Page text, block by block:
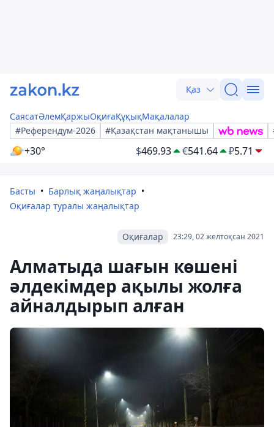
Қаз
СаясатӘлемҚаржыОқиғаҚұқықМақалалар
#Референдум-2026
#Қазақстан мақтанышы
+30° $469.93 €541.64 ₽5.71
Басты
Барлық жаңалықтар
Оқиғалар туралы жаңалықтар
23:29, 02 желтоқсан 2021
Оқиғалар
Алматыда шағын көшені
әлдекімдер ақылы жолға
айналдырып алған